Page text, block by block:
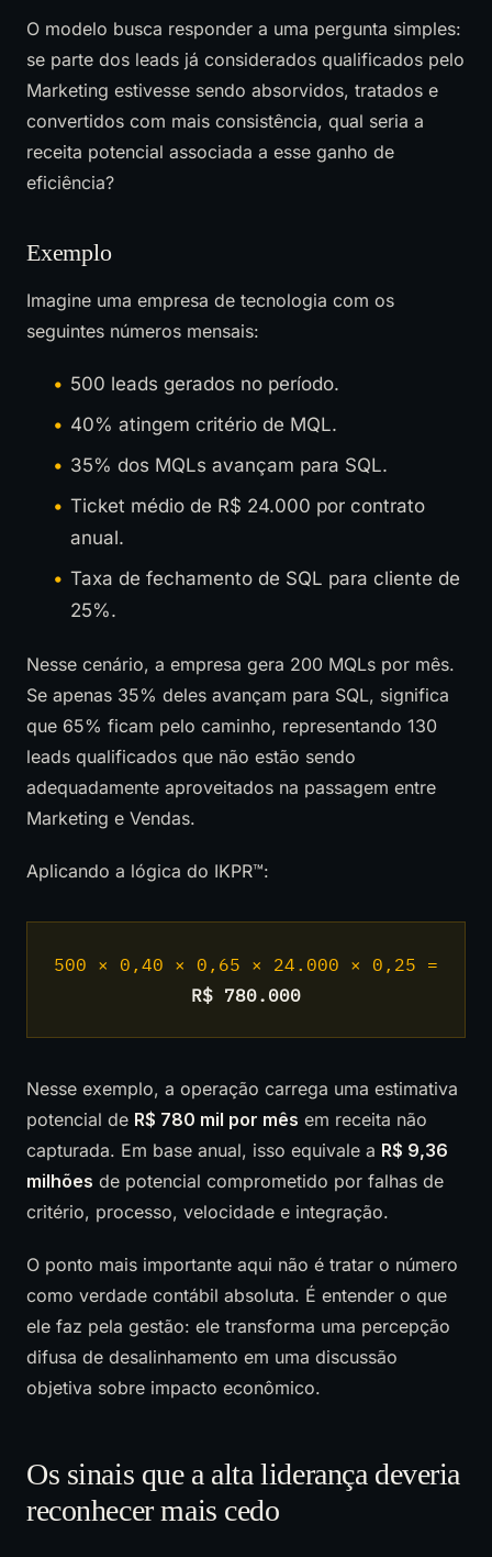
O modelo busca responder a uma pergunta simples:
se parte dos leads já considerados qualificados pelo
Marketing estivesse sendo absorvidos, tratados e
convertidos com mais consistência, qual seria a
receita potencial associada a esse ganho de
eficiência?
Exemplo
Imagine uma empresa de tecnologia com os
seguintes números mensais:
500 leads gerados no período.
40% atingem critério de MQL.
35% dos MQLs avançam para SQL.
Ticket médio de R$ 24.000 por contrato
anual.
Taxa de fechamento de SQL para cliente de
25%.
Nesse cenário, a empresa gera 200 MQLs por mês.
Se apenas 35% deles avançam para SQL, significa
que 65% ficam pelo caminho, representando 130
leads qualificados que não estão sendo
adequadamente aproveitados na passagem entre
Marketing e Vendas.
Aplicando a lógica do IKPR™:
500 × 0,40 × 0,65 × 24.000 × 0,25 =
R$ 780.000
Nesse exemplo, a operação carrega uma estimativa
potencial de R$ 780 mil por mês em receita não
capturada. Em base anual, isso equivale a R$ 9,36
milhões de potencial comprometido por falhas de
critério, processo, velocidade e integração.
O ponto mais importante aqui não é tratar o número
como verdade contábil absoluta. É entender o que
ele faz pela gestão: ele transforma uma percepção
difusa de desalinhamento em uma discussão
objetiva sobre impacto econômico.
Os sinais que a alta liderança deveria
reconhecer mais cedo